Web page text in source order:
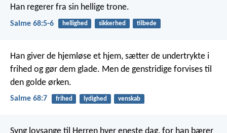
Han regerer fra sin hellige trone.
Salme 68:5-6 hellighed sikkerhed tilbede
Han giver de hjemløse et hjem, sætter de undertrykte i
frihed og gør dem glade. Men de genstridige forvises til
den golde ørken.
Salme 68:7 frihed lydighed venskab